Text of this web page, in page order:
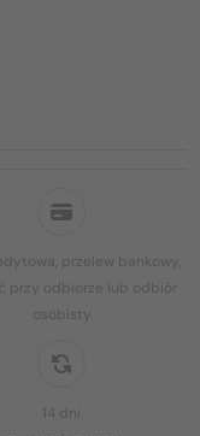
przelew bankowy,
przy odbiorze lub odbiór
osobisty
14 dni